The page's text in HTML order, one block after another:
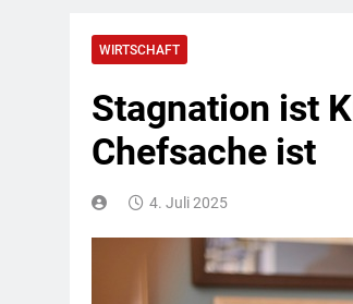
WIRTSCHAFT
Stagnation ist
Chefsache ist
4. Juli 2025